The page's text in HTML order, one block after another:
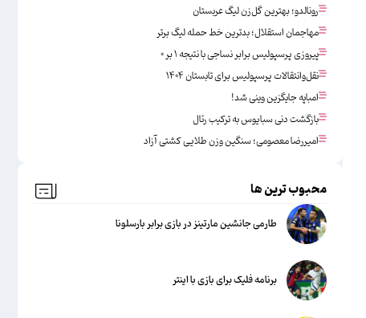
رونالدو؛ بهترین گل‌زن لیگ عربستان
مهاجمان استقلال؛ بدترین خط حمله لیگ برتر
پیروزی پرسپولیس برابر نساجی با نتیجه ۱ بر ۰
نقل‌وانتقالات پرسپولیس برای تابستان ۱۴۰۴
امباپه جایگزین وینی شد!
بازگشت دنی سبایوس به ترکیب رئال
امیررضا معصومی؛ سنگین وزن طلایی کشتی آزاد
محبوب ترین ها
طارمی جانشین مارتینز در بازی برابر بارسلونا
برنامه فلیک برای بازی با اینتر